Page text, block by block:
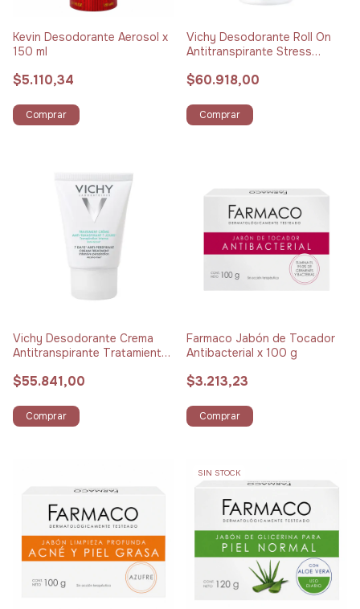
Kevin Desodorante Aerosol x
150 ml
$5.110,34
Comprar
Vichy Desodorante Roll On
Antitranspirante Stress
$60.918,00
Comprar
Vichy Desodorante Crema
Antitranspirante Tratamiento
$55.841,00
Comprar
Farmaco Jabón de Tocador
Antibacterial x 100 g
$3.213,23
Comprar
SIN STOCK